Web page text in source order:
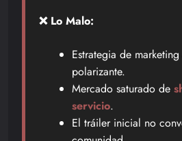
❌ Lo Malo:
Estrategia de
polarizante.
Mercado saturado de
servicio.
El tráiler inicial no